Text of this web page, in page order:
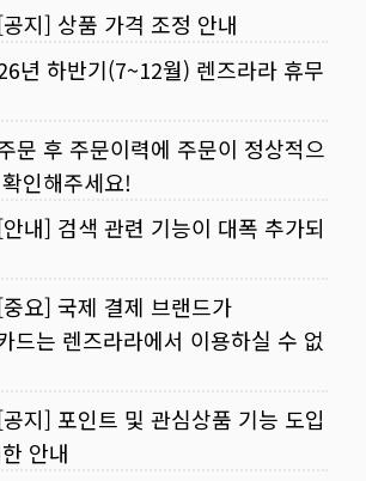
지] 상품 가격 조정 안내
년 하반기(7~12월) 렌즈라라 휴무
문 후 주문이력에 주문이 정상적으
인해주세요!
내] 검색 관련 기능이 대폭 추가되
요] 국제 결제 브랜드가
드는 렌즈라라에서 이용하실 수 없
지] 포인트 및 관심상품 기능 도입
안내